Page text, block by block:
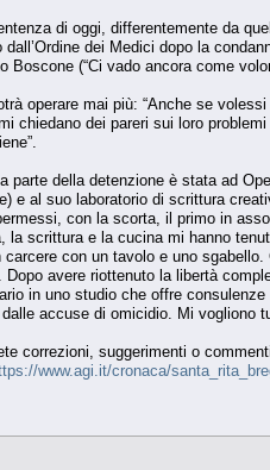
di oggi, differentemente da
dall’Ordine dei Medici dopo la
Boscone (“Ci vado ancora come
operare mai più: “Anche se
chiedano dei pareri sui loro
parte della detenzione è stata ad
e al suo laboratorio di scrittura
con la scorta, il primo in
la scrittura e la cucina mi hanno
carcere con un tavolo e uno
Dopo avere riottenuto la libertà
in uno studio che offre
accuse di omicidio. Mi vogliono
correzioni, suggerimenti o
www.agi.it/cronaca/